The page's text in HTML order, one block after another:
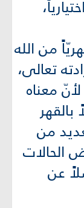
من الله
تعالى،
معناه
من
الحالات
عن